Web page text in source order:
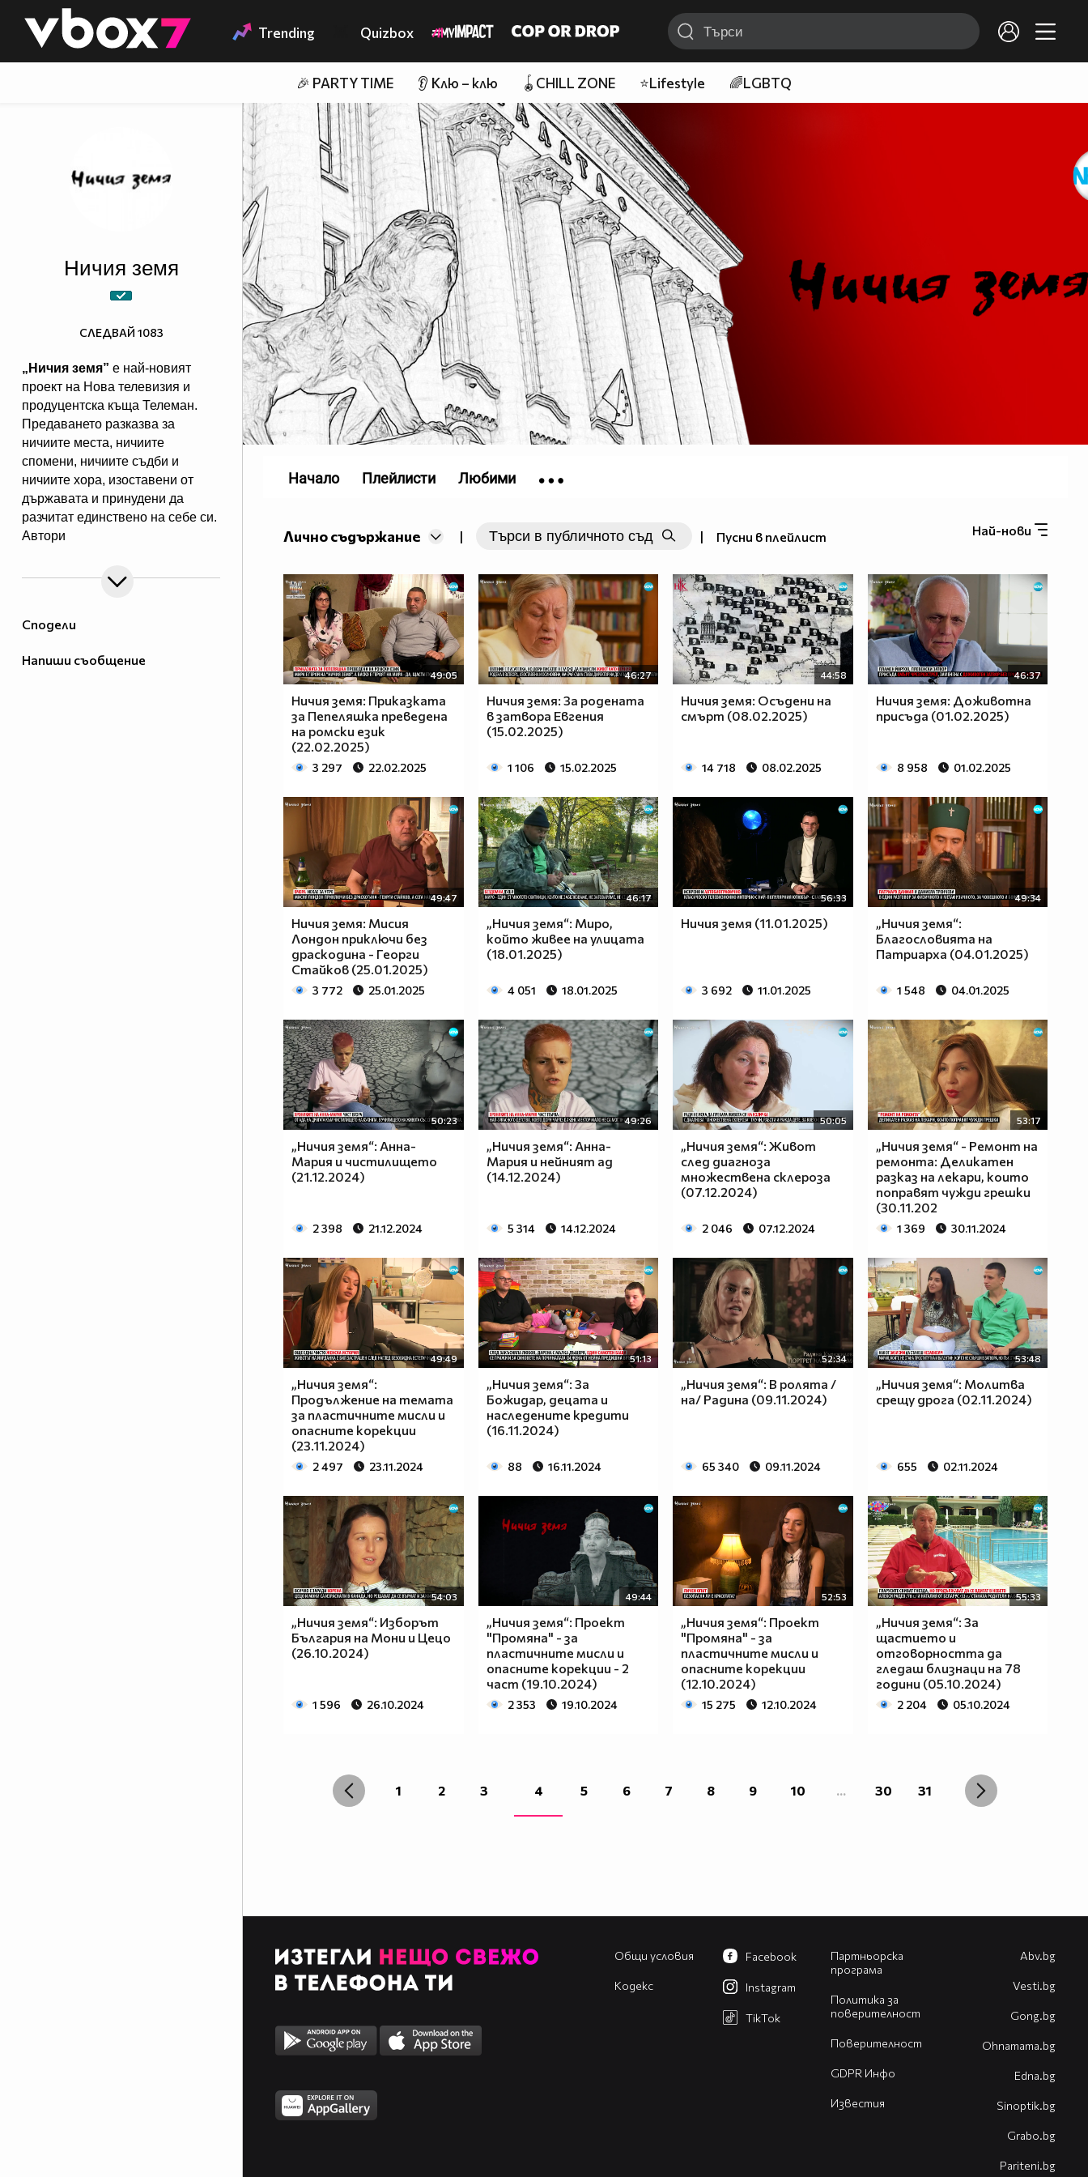
👾 Trending Quizbox
🎉 PARTY TIME 👂 Клю – клю 🪀CHILL ZONE ⭐Lifestyle 🌈LGBTQ
Сподели
Напиши съобщение
Ничия земя
„Ничия земя” е най-новият
проект на Нова телевизия и
продуцентска къща Телеман.
Предаването разказва за
ничиите места, ничиите
спомени, ничиите съдби и
ничиите хора, изоставени от
държавата и принудени да
разчитат единствено на себе си.
Автори
Даниела Тренчева и Елена
Чопакова, „виновна” за
Dikoff. Всяка събота те ще ни
да станат необикновени.
СЛЕДВАЙ 1083
Най-нови
Лично съдържание | | Пусни в плейлист
49:05
Ничия земя: Приказката
за Пепеляшка преведена
на ромски език
(22.02.2025)
3 297 22.02.2025
46:27
Ничия земя: За родената
в затвора Евгения
(15.02.2025)
1 106 15.02.2025
44:58
Ничия земя: Осъдени на
смърт (08.02.2025)
14 718 08.02.2025
46:37
Ничия земя: Доживотна
присъда (01.02.2025)
8 958 01.02.2025
49:47
Ничия земя: Мисия
Лондон приключи без
драскодина - Георги
Стайков (25.01.2025)
3 772 25.01.2025
46:17
„Ничия земя“: Миро,
който живее на улицата
(18.01.2025)
4 051 18.01.2025
56:33
Ничия земя (11.01.2025)
3 692 11.01.2025
49:34
„Ничия земя“:
Благословията на
Патриарха (04.01.2025)
1 548 04.01.2025
50:23
„Ничия земя“: Анна-
Мария и чистилището
(21.12.2024)
2 398 21.12.2024
49:26
„Ничия земя“: Анна-
Мария и нейният ад
(14.12.2024)
5 314 14.12.2024
50:05
„Ничия земя“: Живот
след диагноза
множествена склероза
(07.12.2024)
2 046 07.12.2024
53:17
„Ничия земя“ - Ремонт на
ремонта: Деликатен
разказ на лекари, които
поправят чужди грешки
(30.11.202
1 369 30.11.2024
49:49
„Ничия земя“:
Продължение на темата
за пластичните мисли и
опасните корекции
(23.11.2024)
2 497 23.11.2024
51:13
„Ничия земя“: За
Божидар, децата и
наследените кредити
(16.11.2024)
88 16.11.2024
52:34
„Ничия земя“: В ролята /
на/ Радина (09.11.2024)
65 340 09.11.2024
53:48
„Ничия земя“: Молитва
срещу дрога (02.11.2024)
655 02.11.2024
54:03
„Ничия земя“: Изборът
България на Мони и Цецо
(26.10.2024)
1 596 26.10.2024
49:44
„Ничия земя“: Проект
"Промяна" - за
пластичните мисли и
опасните корекции - 2
част (19.10.2024)
2 353 19.10.2024
52:53
„Ничия земя“: Проект
"Промяна" - за
пластичните мисли и
опасните корекции
(12.10.2024)
15 275 12.10.2024
55:33
„Ничия земя“: За
щастието и
отговорността да
гледаш близнаци на 78
години (05.10.2024)
2 204 05.10.2024
1 2 3 4 5 6 7 8 9 10 ... 30 31
Начало Плейлисти Любими
Общи условия
Кодекс
Партньорска
програма
Политика за
поверителност
Поверителност
GDPR Инфо
Известия
Facebook
Instagram
TikTok
Abv.bg
Vesti.bg
Gong.bg
Оhnamama.bg
Edna.bg
Sinoptik.bg
Grabo.bg
Pariteni.bg